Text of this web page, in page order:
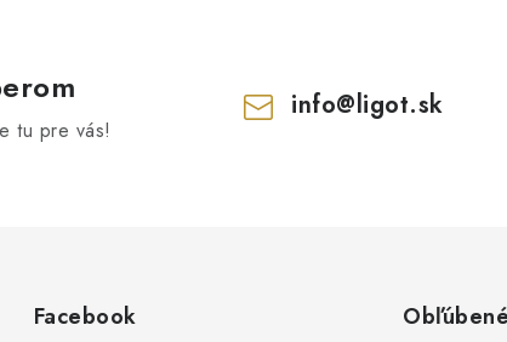
tu pre vás!
info@ligot.sk
Facebook